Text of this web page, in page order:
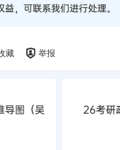
，可联系我们进行处理。
藏 举报
导图（吴
26考研